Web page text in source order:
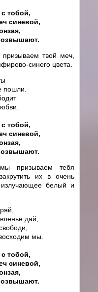
тобой,
синевой,
твой меч,
синего цвета.
пошли.
тобой,
синевой,
призываем тебя
их в очень
излучающее белый и
дай,
мы.
тобой,
синевой,